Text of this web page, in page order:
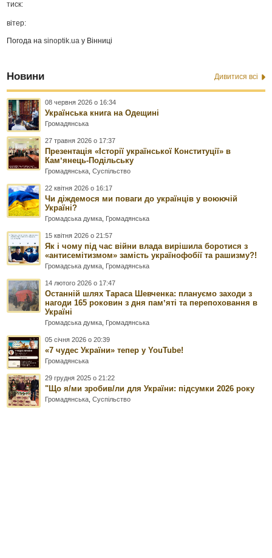
тиск:
вітер:
Погода наsinoptik.ua у Вінниці
Новини Дивитися всі
08 червня 2026 о 16:34
Українська книга на Одещині
Громадянська
27 травня 2026 о 17:37
Презентація «Історії української Конституції» в
Камʼянець-Подільську
Громадянська ,Суспільство
22 квітня 2026 о 16:17
Чи діждемося ми поваги до українців у воюючій
Україні?
Громадська думка Громадянська
15 квітня 2026 о 21:57
Як і чому під час війни влада вирішила боротися з
«антисемітизмом» замість українофобії та рашизму?!
Громадська думка Громадянська
14 лютого 2026 о 17:47
Останній шлях Тараса Шевченка: плануємо заходи з
нагоди 165 роковин з дня памʼяті та перепоховання в
Україні
Громадська думка Громадянська
05 січня 2026 о 20:39
«7 чудес України» тепер у YouTube!
Громадянська
29 грудня 2025 о 21:22
"Що я/ми зробив/ли для України: підсумки 2026 року
Громадянська ,Суспільство